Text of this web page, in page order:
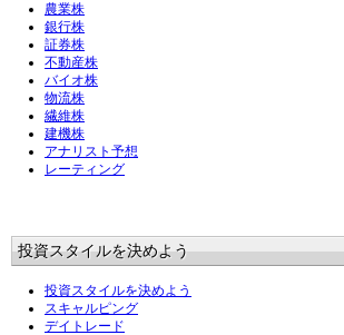
農業株
銀行株
証券株
不動産株
バイオ株
物流株
繊維株
建機株
アナリスト予想
レーティング
投資スタイルを決めよう
投資スタイルを決めよう
スキャルピング
デイトレード